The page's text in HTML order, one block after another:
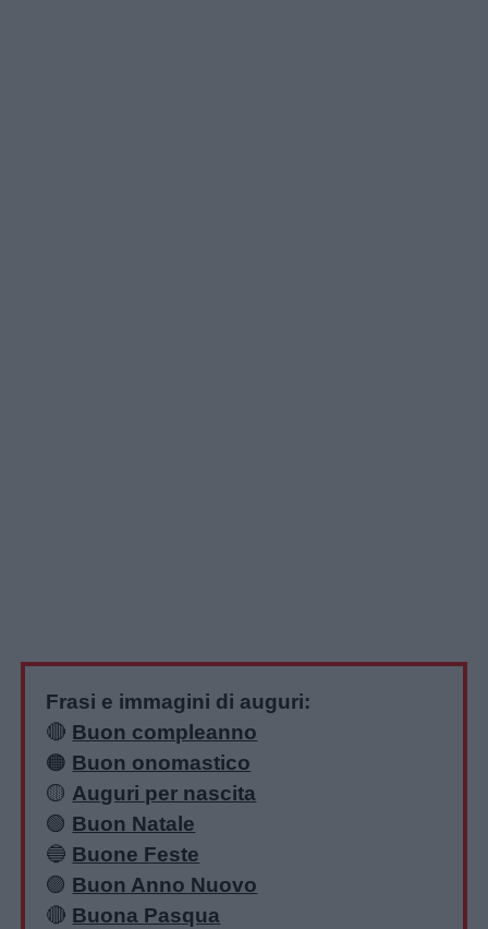
Frasi e immagini di auguri:
🔴 Buon compleanno
🟠 Buon onomastico
🟡 Auguri per nascita
🟢 Buon Natale
🔵 Buone Feste
🟣 Buon Anno Nuovo
🔴 Buona Pasqua